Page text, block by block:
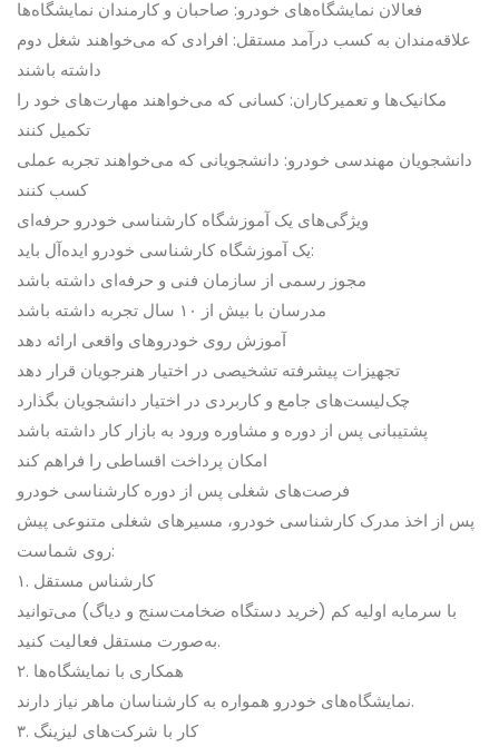
فعالان نمایشگاه‌های خودرو: صاحبان و کارمندان نمایشگاه‌ها
علاقه‌مندان به کسب درآمد مستقل: افرادی که می‌خواهند شغل دوم
داشته باشند
مکانیک‌ها و تعمیرکاران: کسانی که می‌خواهند مهارت‌های خود را
تکمیل کنند
دانشجویان مهندسی خودرو: دانشجویانی که می‌خواهند تجربه عملی
کسب کنند
ویژگی‌های یک آموزشگاه کارشناسی خودرو حرفه‌ای
یک آموزشگاه کارشناسی خودرو ایده‌آل باید:
مجوز رسمی از سازمان فنی و حرفه‌ای داشته باشد
مدرسان با بیش از ۱۰ سال تجربه داشته باشد
آموزش روی خودروهای واقعی ارائه دهد
تجهیزات پیشرفته تشخیصی در اختیار هنرجویان قرار دهد
چک‌لیست‌های جامع و کاربردی در اختیار دانشجویان بگذارد
پشتیبانی پس از دوره و مشاوره ورود به بازار کار داشته باشد
امکان پرداخت اقساطی را فراهم کند
فرصت‌های شغلی پس از دوره کارشناسی خودرو
پس از اخذ مدرک کارشناسی خودرو، مسیرهای شغلی متنوعی پیش
روی شماست:
۱. کارشناس مستقل
با سرمایه اولیه کم (خرید دستگاه ضخامت‌سنج و دیاگ) می‌توانید
به‌صورت مستقل فعالیت کنید.
۲. همکاری با نمایشگاه‌ها
نمایشگاه‌های خودرو همواره به کارشناسان ماهر نیاز دارند.
۳. کار با شرکت‌های لیزینگ